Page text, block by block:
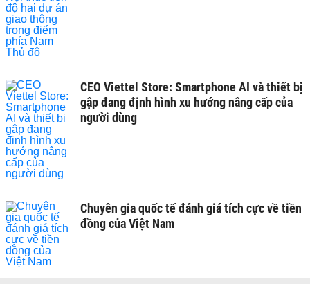
CEO Viettel Store: Smartphone AI và thiết bị
gập đang định hình xu hướng nâng cấp của
người dùng
Chuyên gia quốc tế đánh giá tích cực về tiền
đồng của Việt Nam